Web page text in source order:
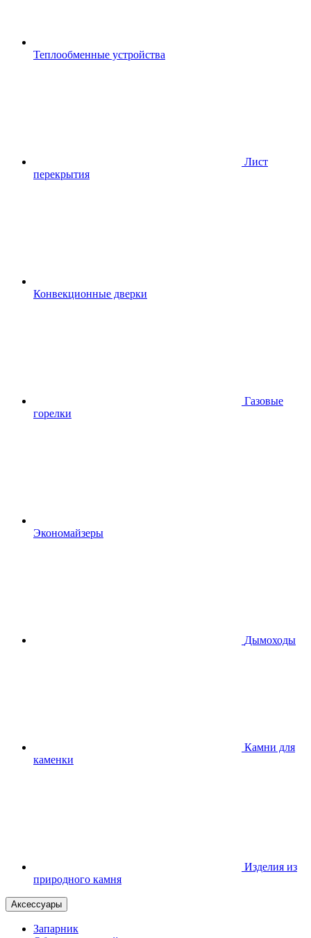
Теплообменные устройства
Лист
перекрытия
Конвекционные дверки
Газовые
горелки
Экономайзеры
Дымоходы
Камни для
каменки
Изделия из
природного камня
Аксессуары
Запарник